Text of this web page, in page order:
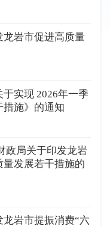
岩市促进高质量
实现 2026年一季
措施》的通知
政局关于印发龙岩
发展若干措施的
岩市提振消费“六